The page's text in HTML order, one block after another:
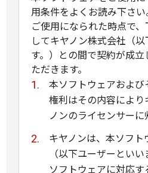
用条件をよくお読み下さい
ご使用になられた時点で
してキヤノン株式会社（
す。）との間で契約が成
ただきます。
本ソフトウェアおよ
権利はその内容によ
ノンのライセンサーに
キヤノンは、本ソフト
（以下ユーザーとい
ソフトウェアに対応